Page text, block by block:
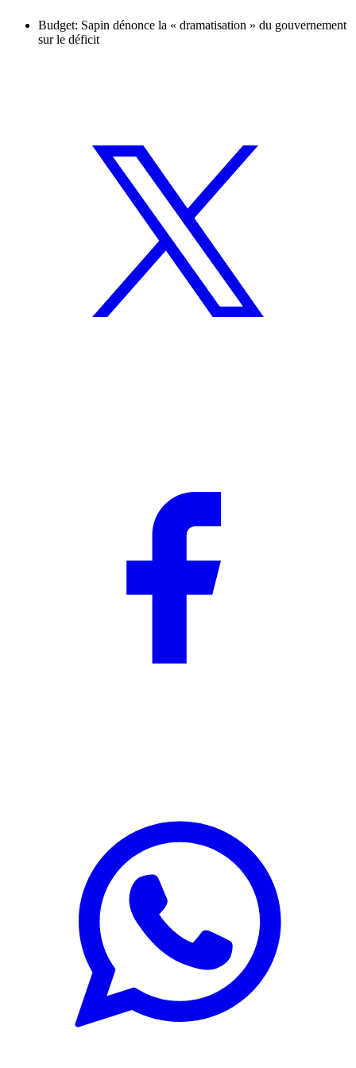
Budget: Sapin dénonce la « dramatisation » du gouvernement
sur le déficit